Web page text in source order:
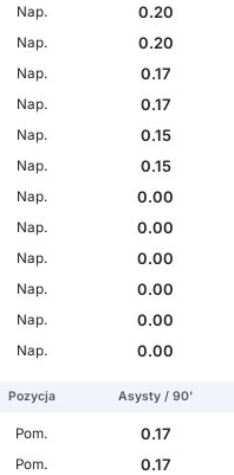
Nap.
0.20
Nap.
0.20
Nap.
0.17
Nap.
0.17
Nap.
0.15
Nap.
0.15
Nap.
0.00
Nap.
0.00
Nap.
0.00
Nap.
0.00
Nap.
0.00
Nap. 0.00
Pozycja Asysty / 90'
Pom.
0.17
Pom.
0.17